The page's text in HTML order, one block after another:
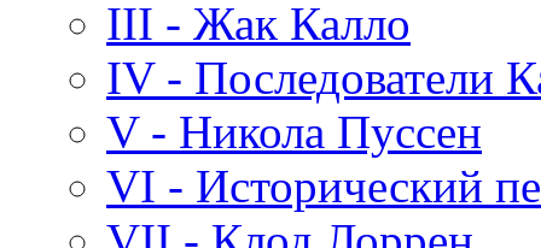
III - Жак Калло
IV - Последователи
V - Никола Пуссен
VI - Исторический